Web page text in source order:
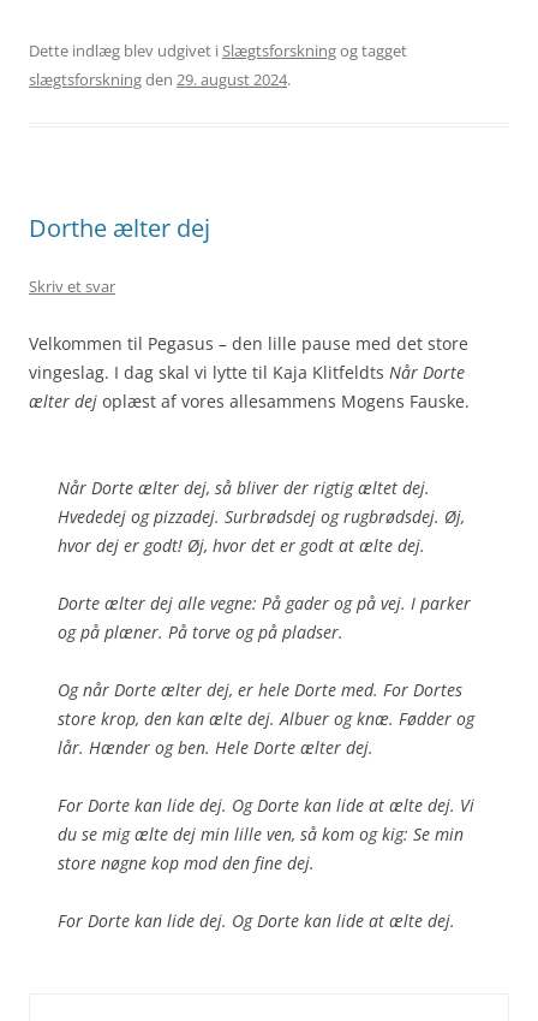
Dette indlæg blev udgivet i Slægtsforskningog tagget
slægtsforskningden 29. august 2024.
Dorthe ælter dej
Skriv et svar
Velkommen til Pegasus – den lille pause med det store
vingeslag. I dag skal vi lytte til Kaja Klitfeldts Når Dorte
ælter dej oplæst af vores allesammens Mogens Fauske.
Når Dorte ælter dej, så bliver der rigtig æltet dej.
Hvededej og pizzadej. Surbrødsdej og rugbrødsdej. Øj,
hvor dej er godt! Øj, hvor det er godt at ælte dej.
Dorte ælter dej alle vegne: På gader og på vej. I parker
og på plæner. På torve og på pladser.
Og når Dorte ælter dej, er hele Dorte med. For Dortes
store krop, den kan ælte dej. Albuer og knæ. Fødder og
lår. Hænder og ben. Hele Dorte ælter dej.
For Dorte kan lide dej. Og Dorte kan lide at ælte dej. Vi
du se mig ælte dej min lille ven, så kom og kig: Se min
store nøgne kop mod den fine dej.
For Dorte kan lide dej. Og Dorte kan lide at ælte dej.